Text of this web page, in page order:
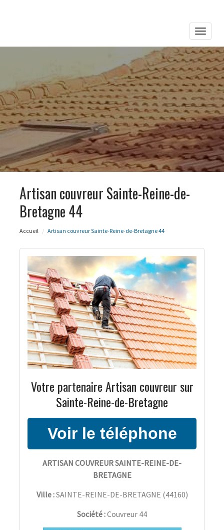
Toggle
Artisan couvreur Sainte-Reine-de-
Bretagne 44
Accueil Artisan couvreur Sainte-Reine-de-Bretagne 44
Votre partenaire Artisan couvreur sur
Sainte-Reine-de-Bretagne
ARTISAN COUVREUR SAINTE-REINE-DE-
BRETAGNE
Ville :SAINTE-REINE-DE-BRETAGNE (44160)
Société :Couvreur 44